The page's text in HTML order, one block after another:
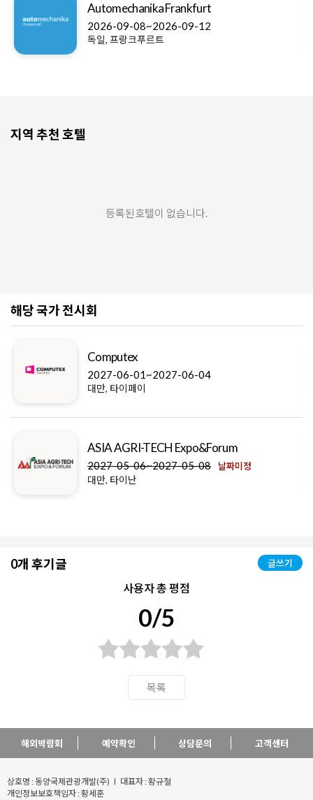
Automechanika Frankfurt
2026-09-08~2026-09-12
독일, 프랑크푸르트
지역 추천 호텔
등록된호텔이 없습니다.
해당 국가 전시회
Computex
2027-06-01~2027-06-04
대만, 타이페이
ASIA AGRI-TECH Expo&Forum
2027-05-06~2027-05-08 날짜미정
대만, 타이난
0개 후기글 글쓰기
사용자 총 평점
0/5
목록
해외박람회 예약확인 상담문의 고객센터
상호명 : 동양국제관광개발(주) l 대표자 : 황규철
개인정보보호책임자 : 황세훈